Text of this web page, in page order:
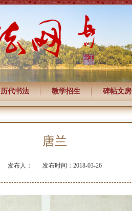
历代书法 教学招生 碑帖文房
唐兰
发布人： 发布时间：2018-03-26